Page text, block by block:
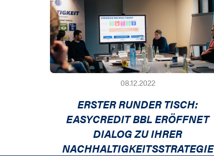
08.12.2022
ERSTER RUNDER TISCH:
EASYCREDIT BBL ERÖFFNET
DIALOG ZU IHRER
NACHHALTIGKEITSSTRATEGIE